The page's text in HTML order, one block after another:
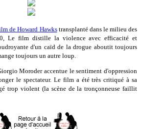
de Howard Hawkstransplanté dans le milieu des
Le film distille la violence avec efficacité et
d'un caïd de la drogue aboutit toujours
toujours un autre loup.
Moroder accentue le sentiment d'oppression
le spectateur. Le film a été très critiqué à sa
trop violent (la scène de la tronçonneuse faillit